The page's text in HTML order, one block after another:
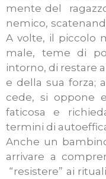
mente del
nemico,
A volte, il piccolo
male, teme di
intorno, di restare
e della sua forza;
cede, si oppone
faticosa e
termini di
Anche un
arrivare a
“resistere” ai